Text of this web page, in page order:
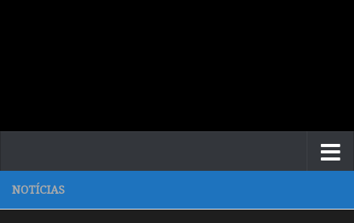
NOTÍCIAS